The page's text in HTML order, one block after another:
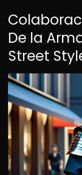
De la
Street